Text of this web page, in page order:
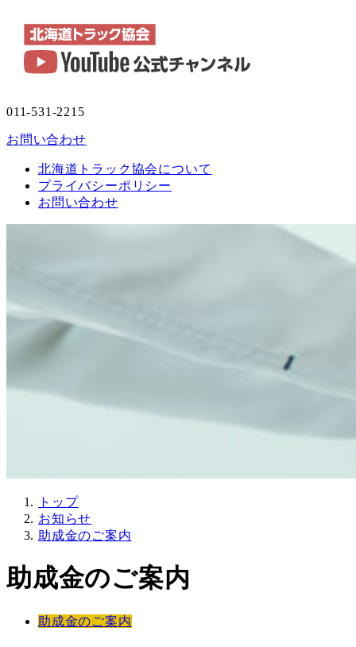
011-531-2215
お問い合わせ
北海道トラック協会について
プライバシーポリシー
お問い合わせ
トップ
お知らせ
助成金のご案内
助成金のご案内
助成金のご案内